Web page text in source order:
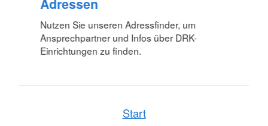
Nutzen Sie unseren Adressfinder, um
Ansprechpartner und Infos über DRK-
Einrichtungen zu finden.
Start